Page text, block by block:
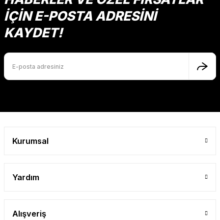
İÇİN E-POSTA ADRESİNİ
KAYDET!
Kurumsal
Yardım
Alışveriş